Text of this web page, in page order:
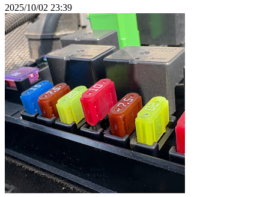
2025/10/02 23:39